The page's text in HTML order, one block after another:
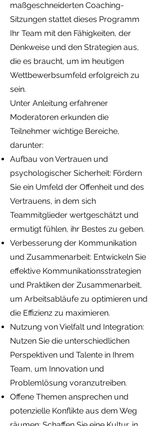
maßgeschneiderten Coaching-
Sitzungen stattet dieses Programm
Ihr Team mit den Fähigkeiten, der
Denkweise und den Strategien aus,
die es braucht, um im heutigen
Wettbewerbsumfeld erfolgreich zu
sein.
Unter Anleitung erfahrener
Moderatoren erkunden die
Teilnehmer wichtige Bereiche,
darunter:
Aufbau von Vertrauen und
psychologischer Sicherheit: Fördern
Sie ein Umfeld der Offenheit und des
Vertrauens, in dem sich
Teammitglieder wertgeschätzt und
ermutigt fühlen, ihr Bestes zu geben.
Verbesserung der Kommunikation
und Zusammenarbeit: Entwickeln Sie
effektive Kommunikationsstrategien
und Praktiken der Zusammenarbeit,
um Arbeitsabläufe zu optimieren und
die Effizienz zu maximieren.
Nutzung von Vielfalt und Integration:
Nutzen Sie die unterschiedlichen
Perspektiven und Talente in Ihrem
Team, um Innovation und
Problemlösung voranzutreiben.
Offene Themen ansprechen und
potenzielle Konflikte aus dem Weg